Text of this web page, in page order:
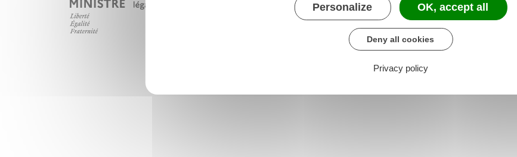
Personalize OK, accept all
Deny all cookies
Privacy policy